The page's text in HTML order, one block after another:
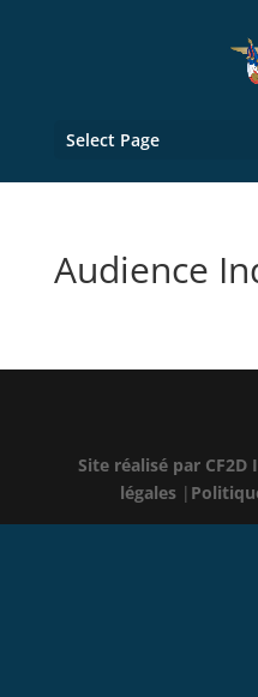
Select Page
Audience
Site réalisé par
légales |